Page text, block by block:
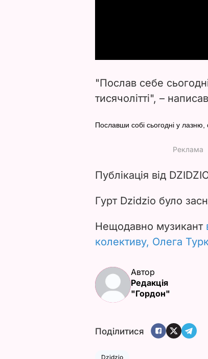
"Послав себе
тисячолітті", –
Пославши собі сьогодні у лазню,
Публікація від
Гурт Dzidzio було
Нещодавно музикант
колективу, Олега
Автор
Редакція
"Гордон"
Поділитися
Dzidzio